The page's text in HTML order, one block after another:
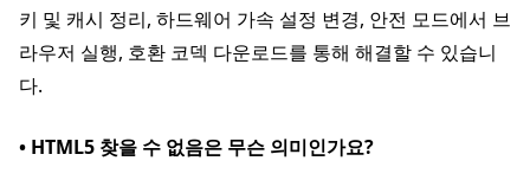
키 및 캐시 정리, 하드웨어 가속 설정 변경, 안전 모드에서 브
라우저 실행, 호환 코덱 다운로드를 통해 해결할 수 있습니
다.
• HTML5 찾을 수 없음은 무슨 의미인가요?